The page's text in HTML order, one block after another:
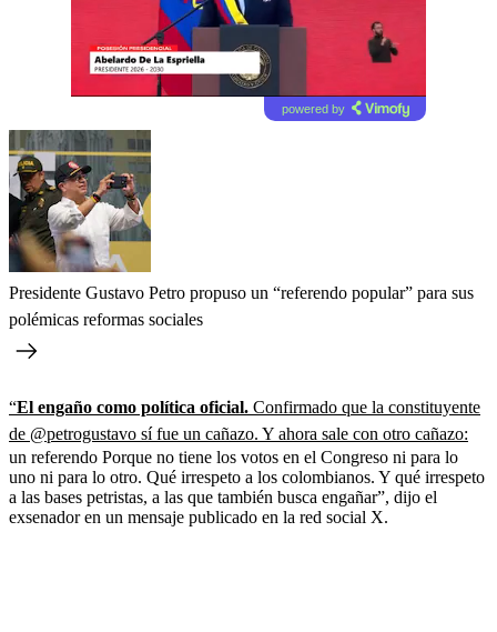
powered by
Presidente Gustavo Petro propuso un “referendo popular” para sus
polémicas reformas sociales
“El engaño como política oficial. Confirmado que la constituyente
de @petrogustavo sí fue un cañazo. Y ahora sale con otro cañazo:
un referendo Porque no tiene los votos en el Congreso ni para lo
uno ni para lo otro. Qué irrespeto a los colombianos. Y qué irrespeto
a las bases petristas, a las que también busca engañar”, dijo el
exsenador en un mensaje publicado en la red social X.